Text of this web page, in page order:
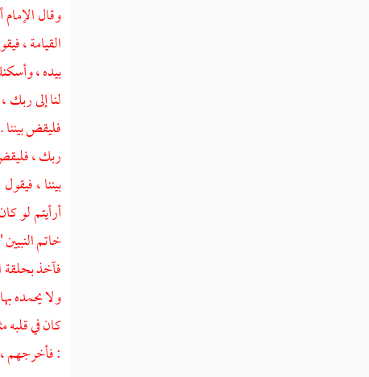
وقال
القيامة ،
بيده ،
لنا إلى
فليقض
ربك ،
بيننا ،
أرأيتم لو
خاتم
فآخذ
ولا يحمده
كان في
: فأخرجهم